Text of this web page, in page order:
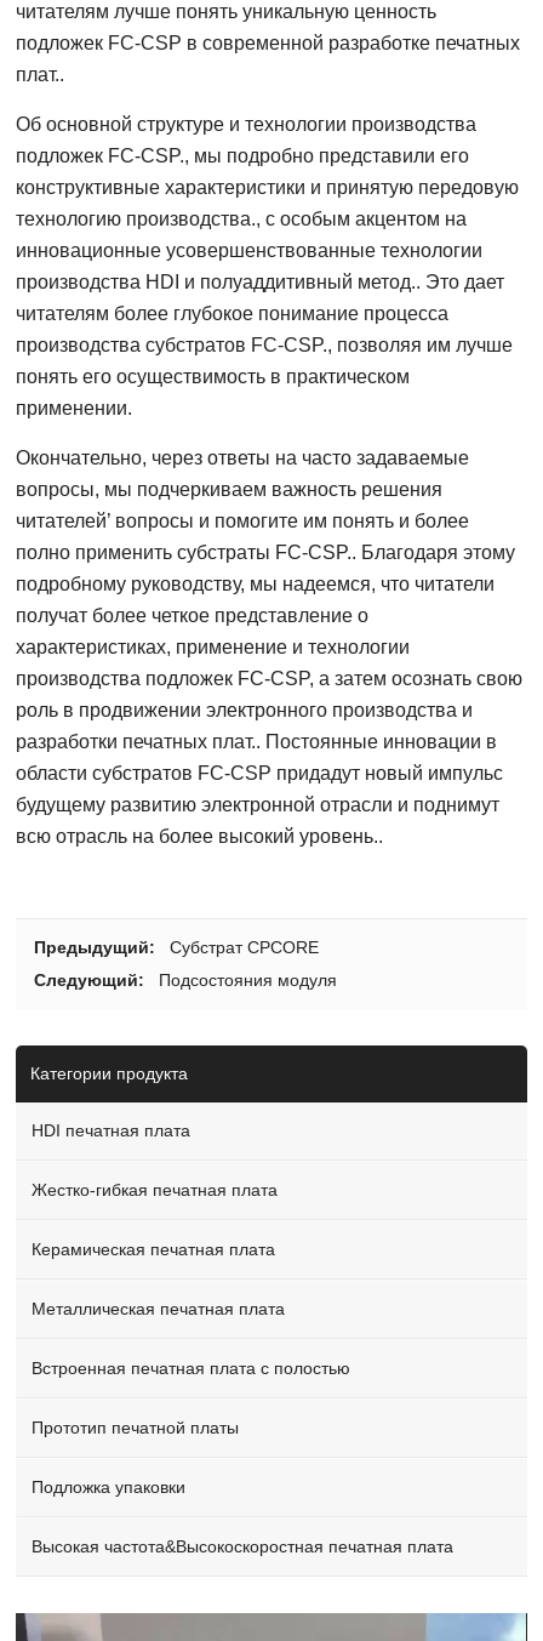
читателям лучше понять уникальную ценность
подложек FC-CSP в современной разработке печатных
плат..
Об основной структуре и технологии производства
подложек FC-CSP., мы подробно представили его
конструктивные характеристики и принятую передовую
технологию производства., с особым акцентом на
инновационные усовершенствованные технологии
производства HDI и полуаддитивный метод.. Это дает
читателям более глубокое понимание процесса
производства субстратов FC-CSP., позволяя им лучше
понять его осуществимость в практическом
применении.
Окончательно, через ответы на часто задаваемые
вопросы, мы подчеркиваем важность решения
читателей’ вопросы и помогите им понять и более
полно применить субстраты FC-CSP.. Благодаря этому
подробному руководству, мы надеемся, что читатели
получат более четкое представление о
характеристиках, применение и технологии
производства подложек FC-CSP, а затем осознать свою
роль в продвижении электронного производства и
разработки печатных плат.. Постоянные инновации в
области субстратов FC-CSP придадут новый импульс
будущему развитию электронной отрасли и поднимут
всю отрасль на более высокий уровень..
Предыдущий:
Субстрат CPCORE
Следующий:
Подсостояния модуля
Категории продукта
HDI печатная плата
Жестко-гибкая печатная плата
Керамическая печатная плата
Металлическая печатная плата
Встроенная печатная плата с полостью
Прототип печатной платы
Подложка упаковки
Высокая частота&Высокоскоростная печатная плата
Video